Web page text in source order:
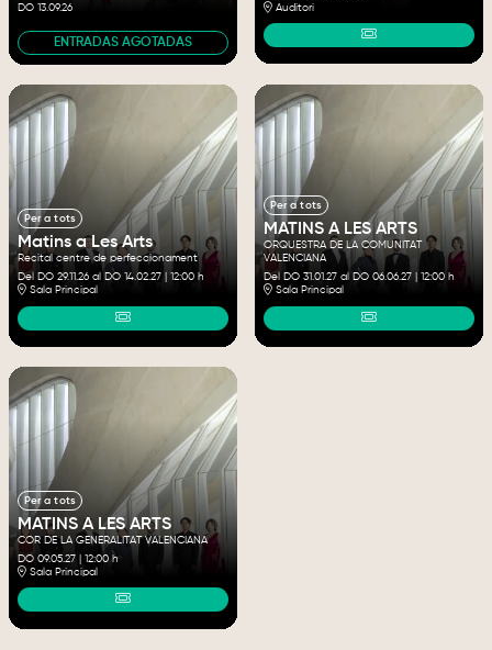
ENTRADAS AGOTADAS
DO 13.09.26
Auditori
Per a tots
Matins a Les Arts
Recital centre de perfeccionament
Del DO 29.11.26al DO 14.02.27| 12:00 h
Sala Principal
Per a tots
MATINS A LES ARTS
ORQUESTRA DE LA COMUNITAT
VALENCIANA
Del DO 31.01.27al DO 06.06.27| 12:00 h
Sala Principal
Per a tots
MATINS A LES ARTS
COR DE LA GENERALITAT VALENCIANA
DO 09.05.27| 12:00 h
Sala Principal